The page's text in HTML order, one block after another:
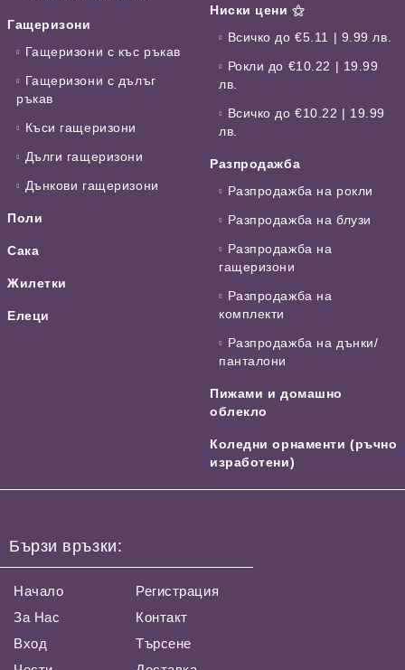
Гащеризони
Гащеризони с къс ръкав
Гащеризони с дълъг
ръкав
Къси гащеризони
Дълги гащеризони
Дънкови гащеризони
Поли
Сака
Жилетки
Елеци
Ниски цени ⚝
Всичко до €5.11 | 9.99 лв.
Рокли до €10.22 | 19.99
лв.
Всичко до €10.22 | 19.99
лв.
Разпродажба
Разпродажба на рокли
Разпродажба на блузи
Разпродажба на
гащеризони
Разпродажба на
комплекти
Разпродажба на дънки/
панталони
Пижами и домашно
облекло
Коледни орнаменти (ръчно
изработени)
Бързи връзки:
Начало
За Нас
Вход
Регистрация
Контакт
Търсене